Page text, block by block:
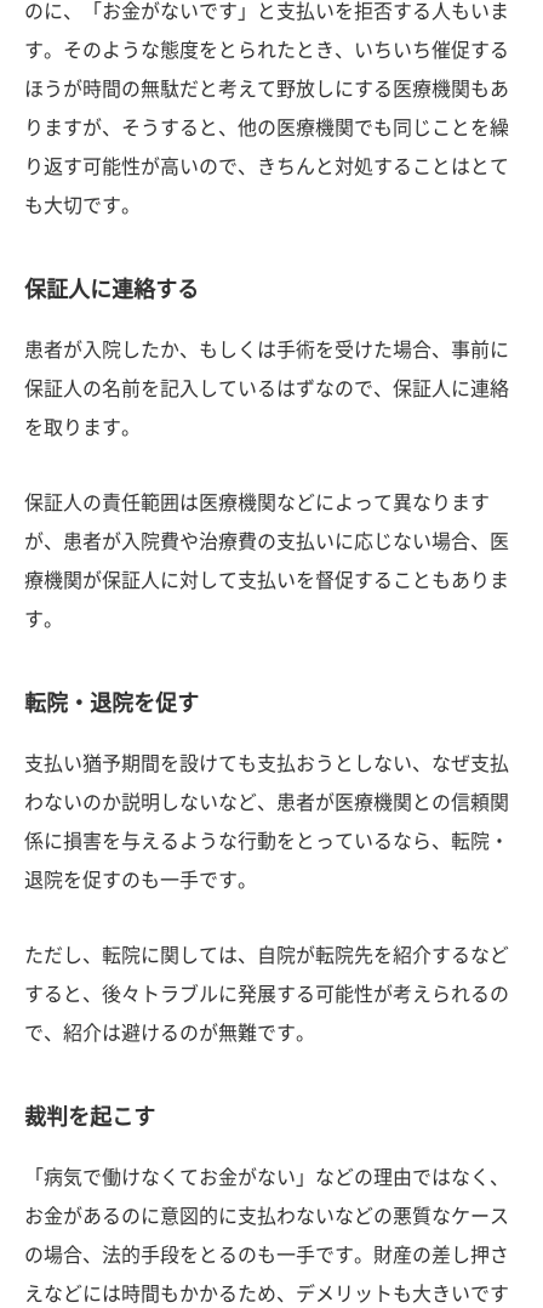
のに、「お金がないです」と支払いを拒否する人もいま
す。そのような態度をとられたとき、いちいち催促する
ほうが時間の無駄だと考えて野放しにする医療機関もあ
りますが、そうすると、他の医療機関でも同じことを繰
り返す可能性が高いので、きちんと対処することはとて
も大切です。
保証人に連絡する
患者が入院したか、もしくは手術を受けた場合、事前に
保証人の名前を記入しているはずなので、保証人に連絡
を取ります。
保証人の責任範囲は医療機関などによって異なります
が、患者が入院費や治療費の支払いに応じない場合、医
療機関が保証人に対して支払いを督促することもありま
す。
転院・退院を促す
支払い猶予期間を設けても支払おうとしない、なぜ支払
わないのか説明しないなど、患者が医療機関との信頼関
係に損害を与えるような行動をとっているなら、転院・
退院を促すのも一手です。
ただし、転院に関しては、自院が転院先を紹介するなど
すると、後々トラブルに発展する可能性が考えられるの
で、紹介は避けるのが無難です。
裁判を起こす
「病気で働けなくてお金がない」などの理由ではなく、
お金があるのに意図的に支払わないなどの悪質なケース
の場合、法的手段をとるのも一手です。財産の差し押さ
えなどには時間もかかるため、デメリットも大きいです